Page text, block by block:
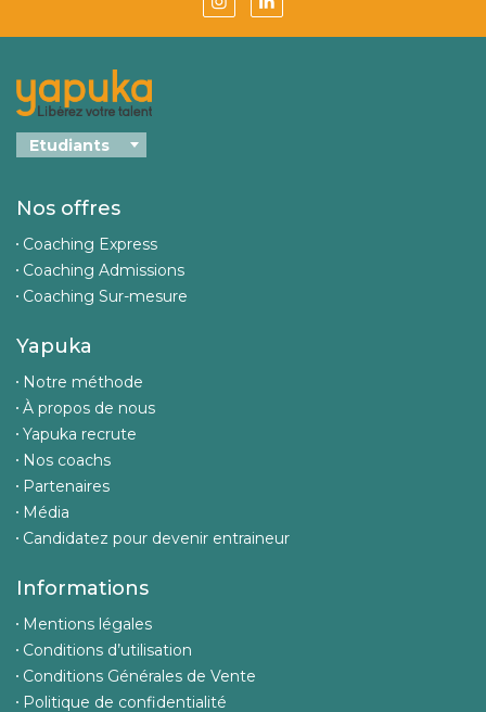
Nos offres
Coaching Express
Coaching Admissions
Coaching Sur-mesure
Yapuka
Notre méthode
À propos de nous
Yapuka recrute
Nos coachs
Partenaires
Média
Candidatez pour devenir entraineur
Informations
Mentions légales
Conditions d’utilisation
Conditions Générales de Vente
Politique de confidentialité